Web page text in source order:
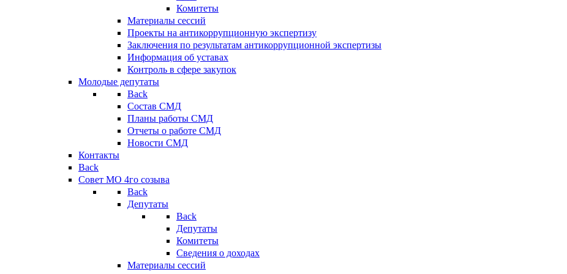
Комитеты
Материалы сессий
Проекты на антикоррупционную экспертизу
Заключения по результатам антикоррупционной экспертизы
Информация об уставах
Контроль в сфере закупок
Молодые депутаты
Back
Состав СМД
Планы работы СМД
Отчеты о работе СМД
Новости СМД
Контакты
Back
Совет МО 4го созыва
Back
Депутаты
Back
Депутаты
Комитеты
Сведения о доходах
Материалы сессий